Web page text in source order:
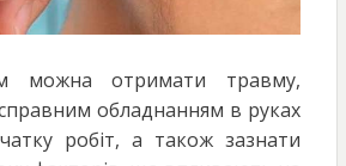
можна отримати травму,
обладнанням в руках
робіт, а також зазнати